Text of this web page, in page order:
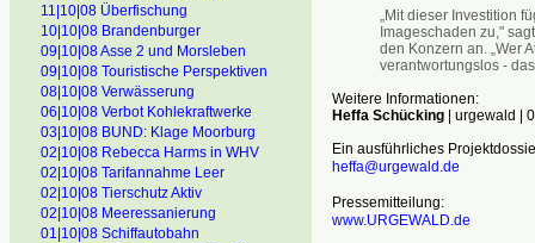
11|10|08 Überfischung
10|10|08 Brandenburger
09|10|08 Asse 2 und Morsleben
09|10|08 Touristische Perspektiven
08|10|08 Verwässerung
06|10|08 Verbot Kohlekraftwerke
03|10|08 BUND: Klage Moorburg
02|10|08 Rebecca Harms in WHV
02|10|08 Tarifannahme Leer
02|10|08 Tierschutz Aktiv
02|10|08 Meeressanierung
01|10|08 Schiffautobahn
„Mit dieser Investition
Imageschaden zu,"
den Konzern an. „Wer
verantwortungslos -
Weitere Informationen:
Heffa Schücking| urgewald |
Ein ausführliches
heffa@urgewald.de
Pressemitteilung:
www.URGEWALD.de